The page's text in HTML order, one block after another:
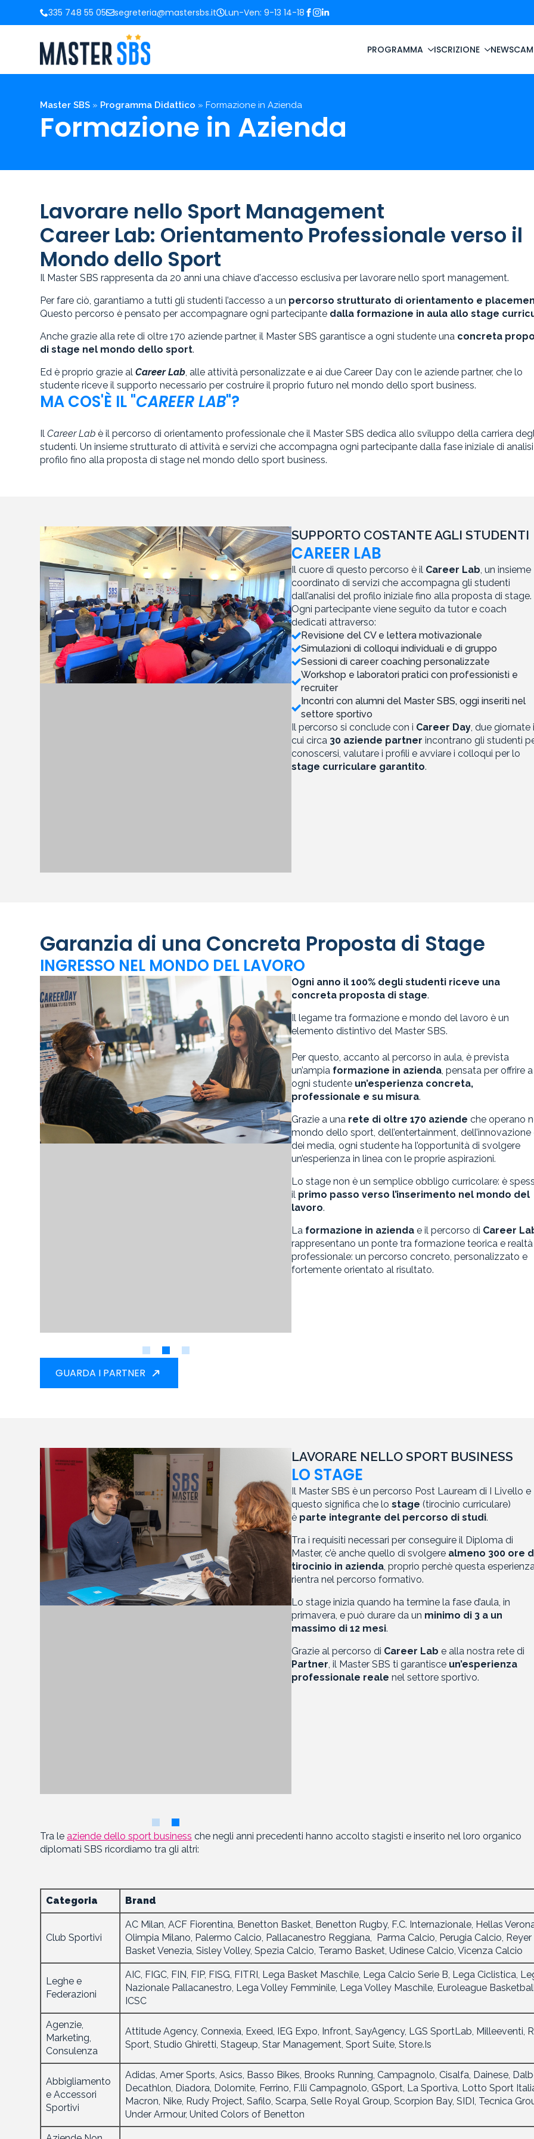
335 748 55 05 segreteria@mastersbs.it Lun-Ven: 9-13 14-18
PROGRAMMA ISCRIZIONE NEWS
Master SBS » Programma Didattico » Formazione in Azienda
Formazione in Azienda
Lavorare nello Sport Management
Career Lab: Orientamento Professionale verso il
Mondo dello Sport
Il Master SBS rappresenta da 20 anni una chiave d'accesso esclusiva per lavorare nello sport management.
Per fare ciò, garantiamo a tutti gli studenti l’accesso a un percorso strutturato di orientamento e
Questo percorso è pensato per accompagnare ogni partecipante dalla formazione in aula allo stage
Anche grazie alla rete di oltre 170 aziende partner, il Master SBS garantisce a ogni studente una concreta
di stage nel mondo dello sport.
Ed è proprio grazie alCareer Lab, alle attività personalizzate e ai due Career Day con le aziende partner, che lo
studente riceve il supporto necessario per costruire il proprio futuro nel mondo dello sport business.
MA COS'È IL "CAREER LAB"?
IlCareer Lab è il percorso di orientamento professionale che il Master SBS dedica allo sviluppo della carriera
studenti. Un insieme strutturato di attività e servizi che accompagna ogni partecipante dalla fase iniziale di
profilo fino alla proposta di stage nel mondo dello sport business.
SUPPORTO COSTANTE AGLI STUDENTI
CAREER LAB
Il cuore di questo percorso è il Career Lab , un insieme
coordinato di servizi che accompagna gli studenti
dall’analisi del profilo iniziale fino alla proposta di stage.
Ogni partecipante viene seguito da tutor e coach
dedicati attraverso:
Revisione del CV e lettera motivazionale
Simulazioni di colloqui individuali e di gruppo
Sessioni di career coaching personalizzate
Workshop e laboratori pratici con professionisti e
recruiter
Incontri con alumni del Master SBS, oggi inseriti nel
settore sportivo
Il percorso si conclude con i Career Day , due giornate
cui circa 30 aziende partner incontrano gli studenti
conoscersi, valutare i profili e avviare i colloqui per lo
stage curriculare garantito.
Garanzia di una Concreta Proposta di Stage
INGRESSO NEL MONDO DEL LAVORO
Ogni anno il 100% degli studenti riceve una
concreta proposta di stage.
Il legame tra formazione e mondo del lavoro è un
elemento distintivo del Master SBS.
Per questo, accanto al percorso in aula, è prevista
un’ampia formazione in azienda, pensata per offrire a
ogni studente un’esperienza concreta,
professionale e su misura.
Grazie a una rete di oltre 170 aziende che operano
mondo dello sport, dell’entertainment, dell’innovazione
dei media, ogni studente ha l’opportunità di svolgere
un’esperienza in linea con le proprie aspirazioni.
Lo stage non è un semplice obbligo curricolare: è
il primo passo verso l’inserimento nel mondo del
lavoro.
La formazione in azienda e il percorso di Career
rappresentano un ponte tra formazione teorica e realtà
professionale: un percorso concreto, personalizzato e
fortemente orientato al risultato.
GUARDA I PARTNER
LAVORARE NELLO SPORT BUSINESS
LO STAGE
Il Master SBS è un percorso Post Lauream di I Livello e
questo significa che lo stage (tirocinio curriculare)
è parte integrante del percorso di studi.
Tra i requisiti necessari per conseguire il Diploma di
Master, c’è anche quello di svolgere almeno 300 ore
tirocinio in azienda, proprio perchè questa
rientra nel percorso formativo.
Lo stage inizia quando ha termine la fase d’aula, in
primavera, e può durare da un minimo di 3 a un
massimo di 12 mesi.
Grazie al percorso di Career Lab e alla nostra rete di
Partner, il Master SBS ti garantisce un’esperienza
professionale reale nel settore sportivo.
Tra leaziende dello sport business che negli anni precedenti hanno accolto stagisti e inserito nel loro organico
diplomati SBS ricordiamo tra gli altri:
Categoria Brand
Club Sportivi
AC Milan, ACF Fiorentina, Benetton Basket, Benetton Rugby, F.C. Internazionale, Hellas
Olimpia Milano, Palermo Calcio, Pallacanestro Reggiana, Parma Calcio, Perugia Calcio, Reyer
Basket Venezia, Sisley Volley, Spezia Calcio, Teramo Basket, Udinese Calcio, Vicenza Calcio
Leghe e
Federazioni
AIC, FIGC, FIN, FIP, FISG, FITRI, Lega Basket Maschile, Lega Calcio Serie B, Lega Ciclistica,
Nazionale Pallacanestro, Lega Volley Femminile, Lega Volley Maschile, Euroleague
ICSC
Agenzie,
Marketing,
Consulenza
Attitude Agency, Connexia, Exeed, IEG Expo, Infront, SayAgency, LGS SportLab, Milleeventi,
Sport, Studio Ghiretti, Stageup, Star Management, Sport Suite, Store.Is
Abbigliamento
e Accessori
Sportivi
Adidas, Amer Sports, Asics, Basso Bikes, Brooks Running, Campagnolo, Cisalfa, Dainese,
Decathlon, Diadora, Dolomite, Ferrino, F.lli Campagnolo, GSport, La Sportiva, Lotto Sport
Macron, Nike, Rudy Project, Safilo, Scarpa, Selle Royal Group, Scorpion Bay, SIDI, Tecnica
Under Armour, United Colors of Benetton